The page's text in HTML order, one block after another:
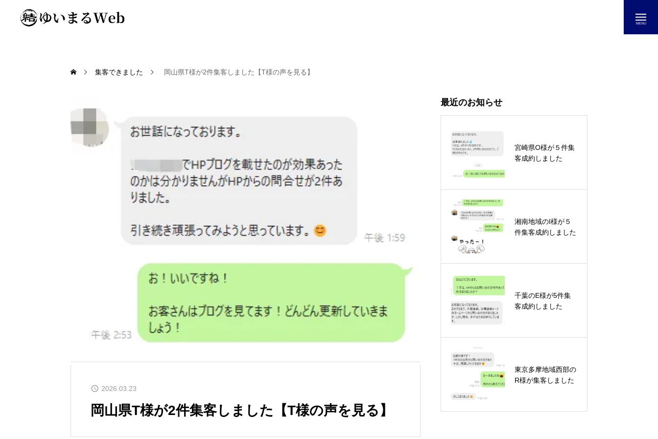
集客できました 岡山県T様が2件集客しました【T様の声を見る】
2026.03.23
岡山県T様が2件集客しました【T様の声を見る】
最近のお知らせ
宮崎県O様が５件集
客成約しました
湘南地域のI様が５
件集客成約しました
千葉のE様が5件集
客成約しました
東京多摩地域西部の
R様が集客しました